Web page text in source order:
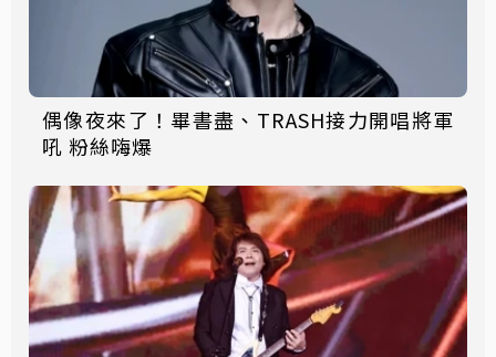
偶像夜來了！畢書盡、TRASH接力開唱將軍
吼 粉絲嗨爆